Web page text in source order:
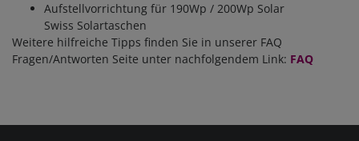
Aufstellvorrichtung für 190Wp / 200Wp Solar
Swiss Solartaschen
Weitere hilfreiche Tipps finden Sie in unserer FAQ
Fragen/Antworten Seite unter nachfolgendem Link: FAQ